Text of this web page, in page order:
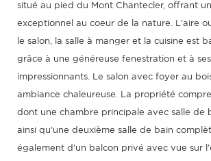
situé au pied du Mont Chantecler, offrant
exceptionnel au coeur de la nature. L'aire
le salon, la salle à manger et la cuisine est
grâce à une généreuse fenestration et à
impressionnants. Le salon avec foyer au
ambiance chaleureuse. La propriété
dont une chambre principale avec salle de
ainsi qu'une deuxième salle de bain
également d'un balcon privé avec vue sur